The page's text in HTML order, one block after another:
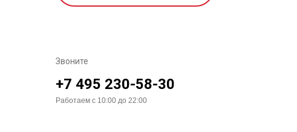
+7 495 230-58-30
Работаем с 10:00 до 22:00
Звоните